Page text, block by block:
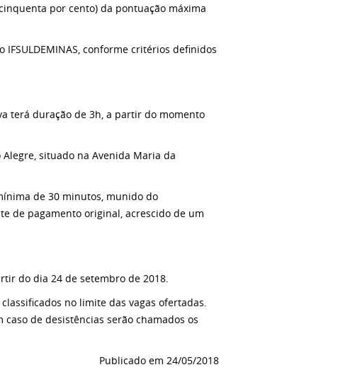
por cento) da pontuação máxima
conforme critérios definidos
terá duração de 3h, a partir do momento
Alegre, situado na Avenida Maria da
de 30 minutos, munido do
de pagamento original, acrescido de um
do dia 24 de setembro de 2018.
no limite das vagas ofertadas.
de desistências serão chamados os
Publicado em 24/05/2018